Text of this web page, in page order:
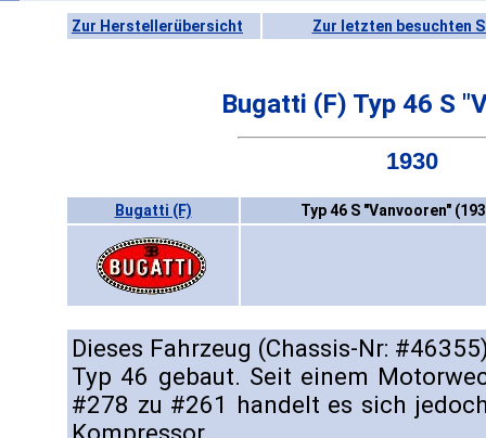
Zur Herstellerübersicht Zur letzten besuchten
Bugatti (F) Typ 46 S
1930
Bugatti (F) Typ 46 S "Vanvooren"
Dieses Fahrzeug (Chassis-Nr:
Typ 46 gebaut. Seit einem
#278 zu #261 handelt es sich